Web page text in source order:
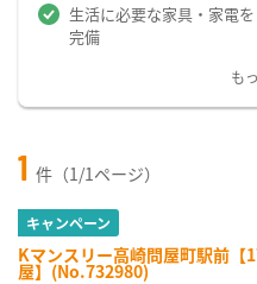
生活に必要な家具・家電を
完備
も
1 件（1/1ページ）
キャンペーン
Kマンスリー高崎問屋町駅前【
屋】(No.732980)